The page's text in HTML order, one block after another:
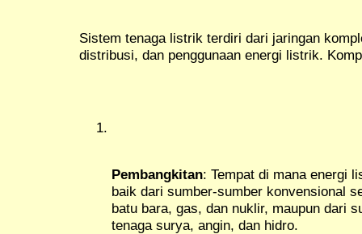
Sistem tenaga listrik terdiri dari jaringan
distribusi, dan penggunaan energi listrik.
Pembangkitan: Tempat di mana energi
baik dari sumber-sumber konvensional
batu bara, gas, dan nuklir, maupun dari
tenaga surya, angin, dan hidro.